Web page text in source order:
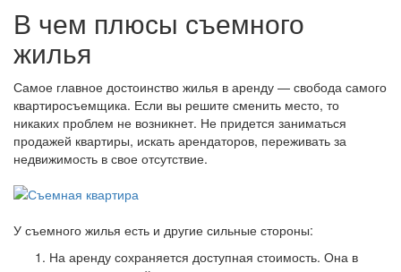
В чем плюсы съемного
жилья
Самое главное достоинство жилья в аренду — свобода самого
квартиросъемщика. Если вы решите сменить место, то
никаких проблем не возникнет. Не придется заниматься
продажей квартиры, искать арендаторов, переживать за
недвижимость в свое отсутствие.
У съемного жилья есть и другие сильные стороны:
На аренду сохраняется доступная стоимость. Она в